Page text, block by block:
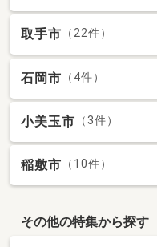
取手市 （22件）
石岡市 （4件）
小美玉市 （3件）
稲敷市 （10件）
その他の特集から探す